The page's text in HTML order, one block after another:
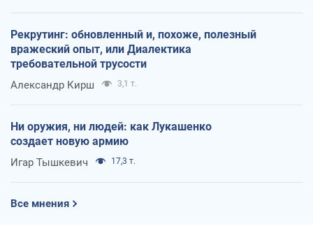
Рекрутинг: обновленный и, похоже, полезный
вражеский опыт, или Диалектика
требовательной трусости
Александр Кирш 3,1 т.
Ни оружия, ни людей: как Лукашенко
создает новую армию
Игар Тышкевич 17,3 т.
Все мнения